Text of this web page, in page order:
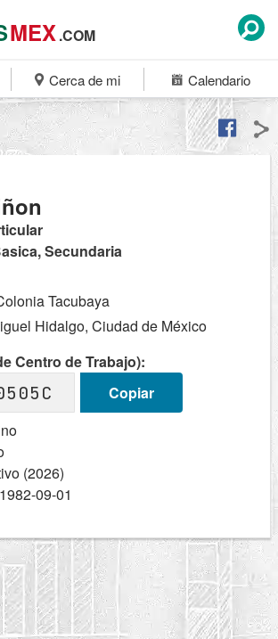
MEX.COM
Cerca de mi Calendario
Secundaria
Tacubaya
Hidalgo, Ciudad de México
Centro de Trabajo):
Copiar
(2026)
1982-09-01